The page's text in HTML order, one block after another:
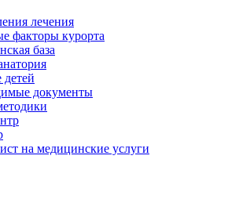
лечения
факторы курорта
база
детей
документы
на медицинские услуги